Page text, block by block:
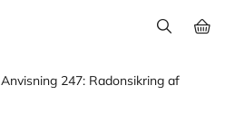
Anvisning 247: Radonsikring af